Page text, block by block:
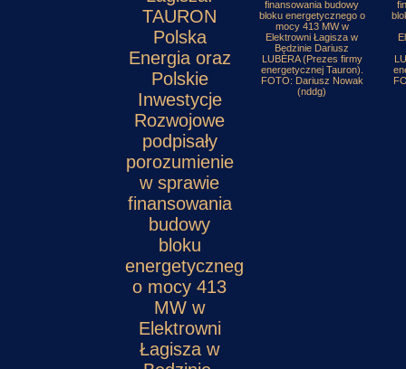
TAURON
Polska
Energia oraz
Polskie
Inwestycje
Rozwojowe
podpisały
porozumienie
w sprawie
finansowania
budowy
bloku
energetycznego
o mocy 413
MW w
Elektrowni
Łagisza w
finansowania budowy
bloku energetycznego o
mocy 413 MW w
Elektrowni Łagisza w
Będzinie Dariusz
LUBERA (Prezes firmy
energetycznej Tauron).
FOTO: Dariusz Nowak
(nddg)